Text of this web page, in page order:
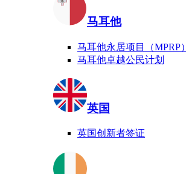
马耳他
马耳他永居项目（MPRP）
马耳他卓越公民计划
英国
英国创新者签证